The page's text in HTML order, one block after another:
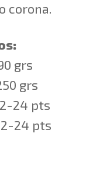
corona.
grs
grs
24 pts
24 pts